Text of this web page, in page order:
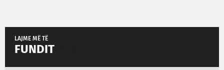
LAJME MË TË
FUNDIT